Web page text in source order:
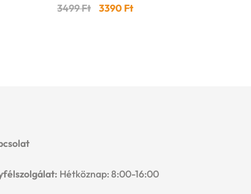
3499Ft Original
3390 FtCurrent
Hétköznap: 8:00-16:00